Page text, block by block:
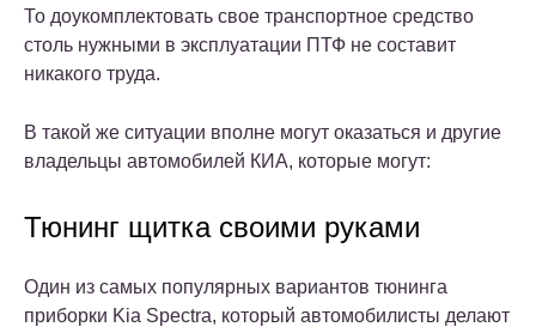
То доукомплектовать свое транспортное средство
столь нужными в эксплуатации ПТФ не составит
никакого труда.
В такой же ситуации вполне могут оказаться и другие
владельцы автомобилей КИА, которые могут:
Тюнинг щитка своими руками
Один из самых популярных вариантов тюнинга
приборки Kia Spectra, который автомобилисты делают